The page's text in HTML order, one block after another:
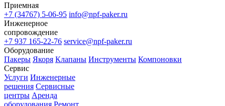
Приемная
+7 (34767) 5-06-95 info@npf-paker.ru
Инженерное
сопровождение
+7 937 165-22-76 service@npf-paker.ru
Оборудование
Пакеры Якоря Клапаны Инструменты Компоновки
Сервис
Услуги Инженерные
решения Сервисные
центры Аренда
оборудования Ремонт